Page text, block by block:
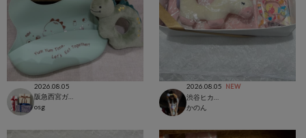
2026.08.05
osg
2026.08.05 NEW
かのん